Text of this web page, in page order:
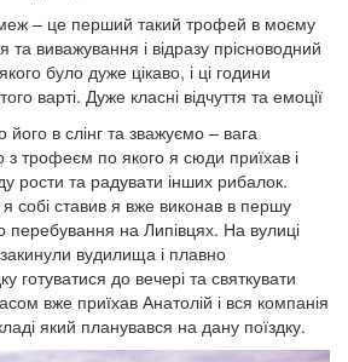
– це перший такий трофей в моєму
виважування і відразу прісноводний
було дуже цікаво, і ці години
варті. Дуже класні відчуття та емоції
в слінг та зважуємо – вага
трофеєм по якого я сюди приїхав і
рости та радувати інших рибалок.
собі ставив я вже виконав в першу
на Липівцях. На вулиці
вудилища і плавно
готуватися до вечері та святкувати
вже приїхав Анатолій і вся компанія
який планувався на дану поїздку.